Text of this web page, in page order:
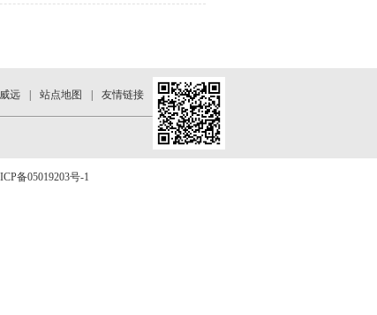
远 站点地图 友情链接
备05019203号-1